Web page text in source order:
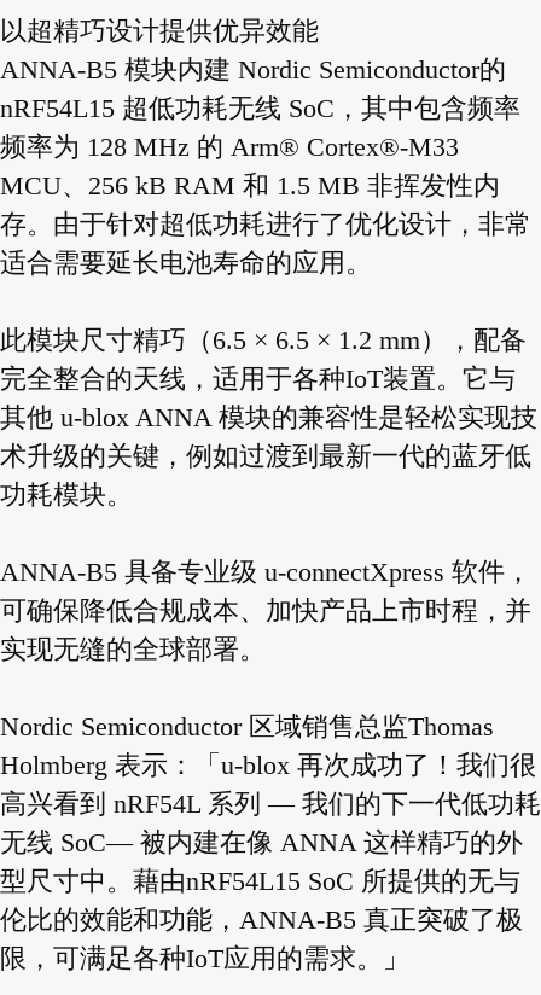
以超精巧设计提供优异效能
ANNA-B5 模块内建 Nordic Semiconductor的
nRF54L15 超低功耗无线 SoC，其中包含频率
频率为 128 MHz 的 Arm® Cortex®-M33
MCU、256 kB RAM 和 1.5 MB 非挥发性内
存。由于针对超低功耗进行了优化设计，非常
适合需要延长电池寿命的应用。
此模块尺寸精巧（6.5 × 6.5 × 1.2 mm），配备
完全整合的天线，适用于各种IoT装置。它与
其他 u-blox ANNA 模块的兼容性是轻松实现技
术升级的关键，例如过渡到最新一代的蓝牙低
功耗模块。
ANNA-B5 具备专业级 u-connectXpress 软件，
可确保降低合规成本、加快产品上市时程，并
实现无缝的全球部署。
Nordic Semiconductor 区域销售总监Thomas
Holmberg 表示：「u-blox 再次成功了！我们很
高兴看到 nRF54L 系列 — 我们的下一代低功耗
无线 SoC— 被内建在像 ANNA 这样精巧的外
型尺寸中。藉由nRF54L15 SoC 所提供的无与
伦比的效能和功能，ANNA-B5 真正突破了极
限，可满足各种IoT应用的需求。」